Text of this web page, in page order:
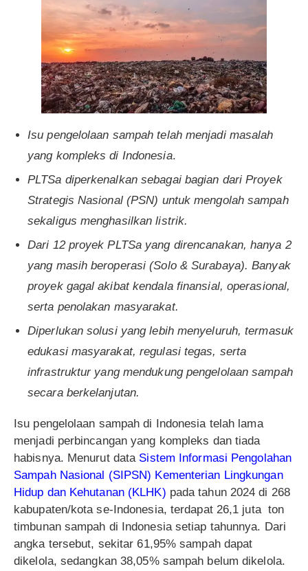
Isu pengelolaan sampah telah menjadi masalah
yang kompleks di Indonesia.
PLTSa diperkenalkan sebagai bagian dari Proyek
Strategis Nasional (PSN) untuk mengolah sampah
sekaligus menghasilkan listrik.
Dari 12 proyek PLTSa yang direncanakan, hanya 2
yang masih beroperasi (Solo & Surabaya). Banyak
proyek gagal akibat kendala finansial, operasional,
serta penolakan masyarakat.
Diperlukan solusi yang lebih menyeluruh, termasuk
edukasi masyarakat, regulasi tegas, serta
infrastruktur yang mendukung pengelolaan sampah
secara berkelanjutan.
Isu pengelolaan sampah di Indonesia telah lama
menjadi perbincangan yang kompleks dan tiada
habisnya. Menurut data Sistem Informasi Pengolahan
Sampah Nasional (SIPSN) Kementerian Lingkungan
Hidup dan Kehutanan (KLHK) pada tahun 2024 di 268
kabupaten/kota se-Indonesia, terdapat 26,1 juta ton
timbunan sampah di Indonesia setiap tahunnya. Dari
angka tersebut, sekitar 61,95% sampah dapat
dikelola, sedangkan 38,05% sampah belum dikelola.